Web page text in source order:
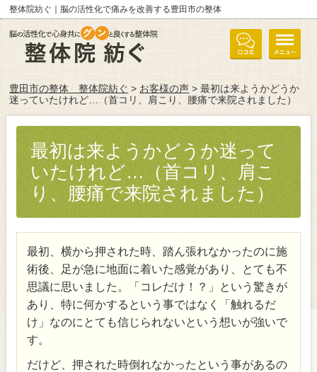
整体院紡ぐ｜脳の活性化で痛みを改善する豊田市の整体
豊田市の整体 整体院紡ぐ > お客様の声 > 最初は来ようかどうか
迷っていたけれど…（首コリ、肩こり、腰痛で来院されました）
最初は来ようかどうか迷って
いたけれど…（首コリ、肩こ
り、腰痛で来院されました）
最初、横から押された時、踏ん張れなかったのに施
術後、足が急に地面に着いた感覚があり、とても不
思議に思いました。「コレだけ！？」という驚きが
あり、特に何かするという事ではなく「触れるだ
け」なのにとても信じられないという想いが強いで
す。
だけど、押された時倒れなかったという事があるの